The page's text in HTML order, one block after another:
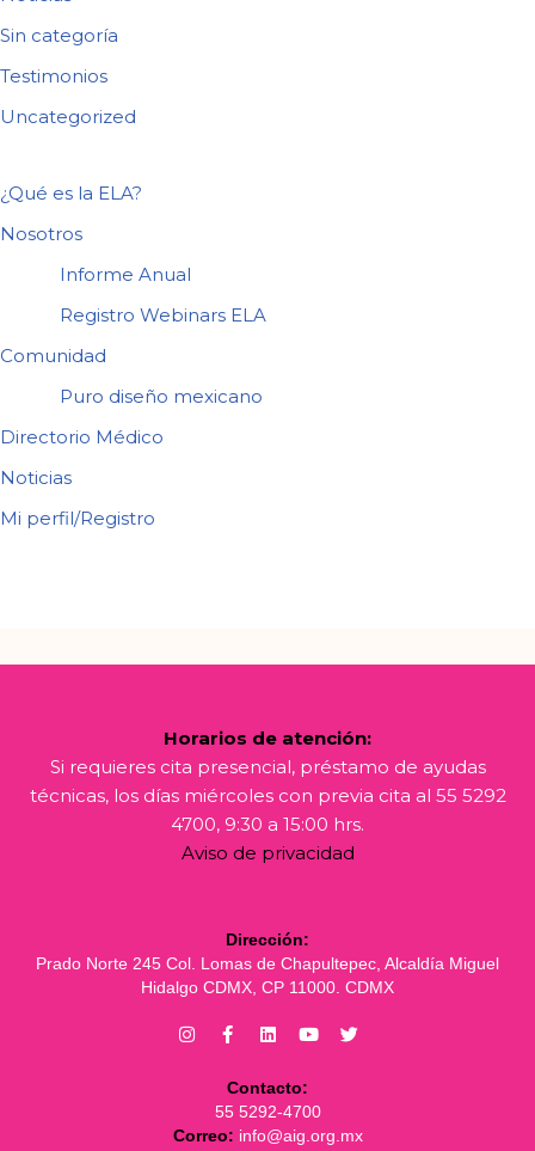
Sin categoría
Testimonios
Uncategorized
¿Qué es la ELA?
Nosotros
Informe Anual
Registro Webinars ELA
Comunidad
Puro diseño mexicano
Directorio Médico
Noticias
Mi perfil/Registro
Horarios de atención:
Si requieres cita presencial, préstamo de ayudas
técnicas, los días miércoles con previa cita al 55 5292
4700, 9:30 a 15:00 hrs.
Aviso de privacidad
Dirección:
Prado Norte 245 Col. Lomas de Chapultepec, Alcaldía Miguel
Hidalgo CDMX, CP 11000. CDMX
Contacto:
55 5292-4700
Correo: info@aig.org.mx